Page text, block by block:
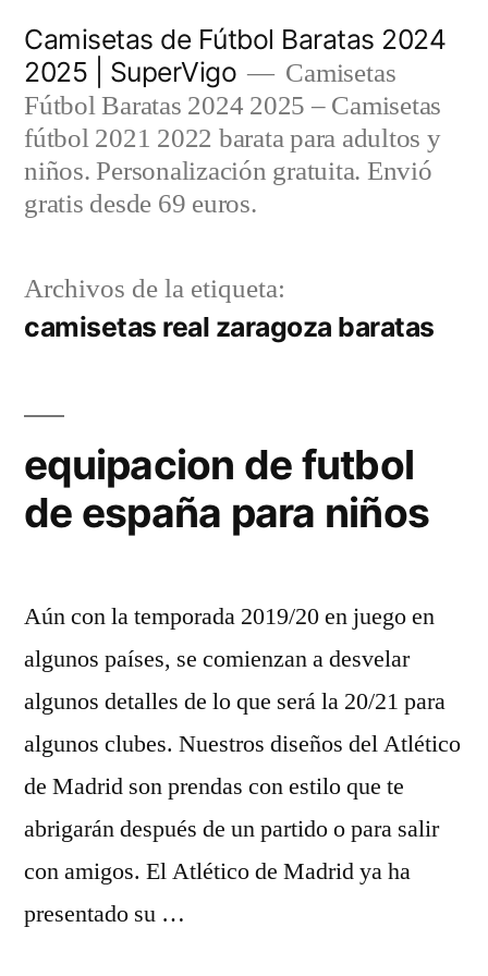
contenido
Camisetas de Fútbol Baratas 2024
2025 | SuperVigo
Camisetas
Fútbol Baratas 2024 2025 – Camisetas
fútbol 2021 2022 barata para adultos y
niños. Personalización gratuita. Envió
gratis desde 69 euros.
Archivos de la etiqueta:
camisetas real zaragoza baratas
equipacion de futbol
de españa para niños
Aún con la temporada 2019/20 en juego en
algunos países, se comienzan a desvelar
algunos detalles de lo que será la 20/21 para
algunos clubes. Nuestros diseños del Atlético
de Madrid son prendas con estilo que te
abrigarán después de un partido o para salir
con amigos. El Atlético de Madrid ya ha
presentado su …